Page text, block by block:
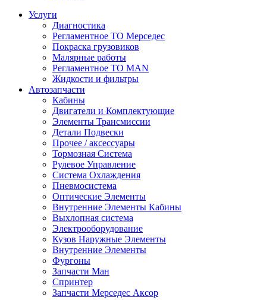
Услуги
Диагностика
Регламентное ТО Мерседес
Покраска грузовиков
Малярные работы
Регламентное ТО MAN
Жидкости и фильтры
Автозапчасти
Кабины
Двигатели и Комплектующие
Элементы Трансмиссии
Детали Подвески
Прочее / аксессуары
Тормозная Система
Рулевое Управление
Система Охлаждения
Пневмосистема
Оптические Элементы
Внутренние Элементы Кабины
Выхлопная система
Электрооборудование
Кузов Наружные Элементы
Внутренние Элементы
Фургоны
Запчасти Ман
Спринтер
Запчасти Мерседес Аксор